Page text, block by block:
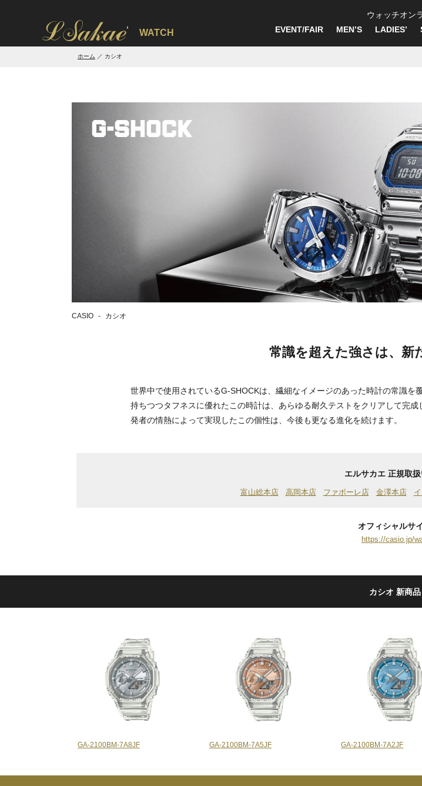
' WATCH
ウォッチオン
EVENT/FAIR
MEN’S LADIES’
ホーム カシオ
CASIO カシオ
常識を超えた強さは、新
世界中で使用されているG-SHOCKは、繊細なイメージのあった時計の常識
持ちつつタフネスに優れたこの時計は、あらゆる耐久テストをクリアして完
発者の情熱によって実現したこの個性は、今後も更なる進化を続けます。
エルサカエ 正規取
富山総本店 高岡本店 ファボーレ店 金澤本店
オフィシャルサ
https://casio.jp/
カシオ 新商品
GA-2100BM-7A8JF GA-2100BM-7A5JF GA-2100BM-7A2JF